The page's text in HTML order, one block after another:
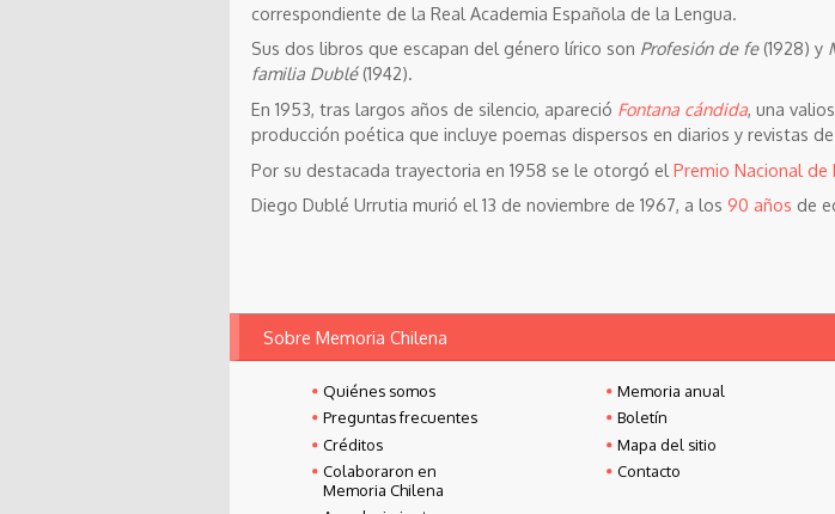
correspondiente de la Real Academia Española de la Lengua.
Sus dos libros que escapan del género lírico son Profesión de fe(1928) y
familia Dublé(1942).
En 1953, tras largos años de silencio, apareció Fontana cándida, una
producción poética que incluye poemas dispersos en diarios y revistas
Por su destacada trayectoria en 1958 se le otorgó el Premio Nacional de
Diego Dublé Urrutia murió el 13 de noviembre de 1967, a los 90 años de
Sobre Memoria Chilena
Quiénes somos
Preguntas frecuentes
Créditos
Colaboraron en
Memoria Chilena
Memoria anual
Boletín
Mapa del sitio
Contacto